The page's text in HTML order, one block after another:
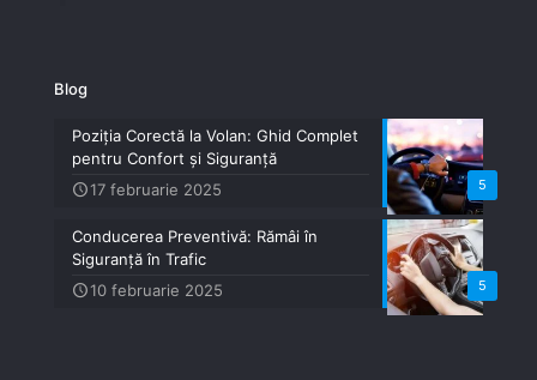
Blog
5
Poziția Corectă la Volan: Ghid Complet
pentru Confort și Siguranță
17 februarie 2025
5
Conducerea Preventivă: Rămâi în
Siguranță în Trafic
10 februarie 2025